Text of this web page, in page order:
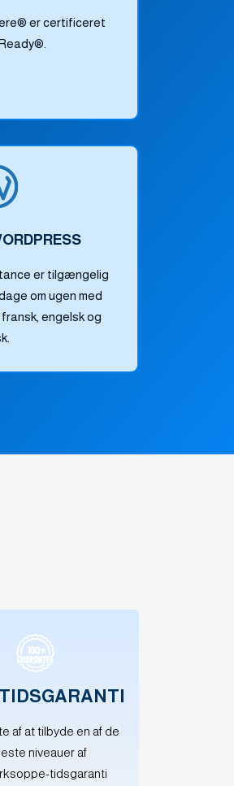
er certificeret
er tilgængelig
om ugen med
engelsk og
af at tilbyde en af de
niveauer af
tidsgaranti